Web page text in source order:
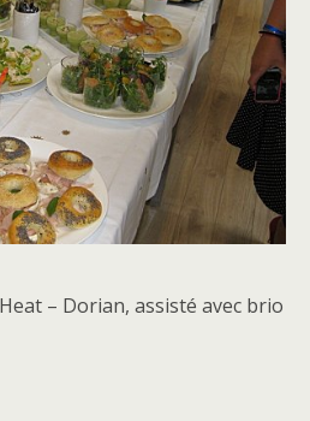
– Dorian, assisté avec brio